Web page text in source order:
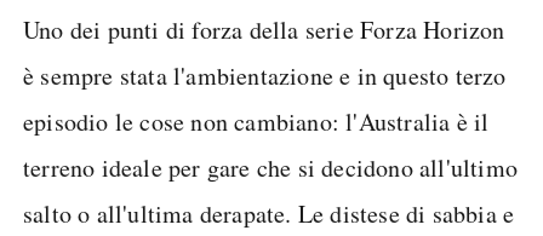
Uno dei punti di forza della serie Forza Horizon
è sempre stata l'ambientazione e in questo terzo
episodio le cose non cambiano: l'Australia è il
terreno ideale per gare che si decidono all'ultimo
salto o all'ultima derapate. Le distese di sabbia e